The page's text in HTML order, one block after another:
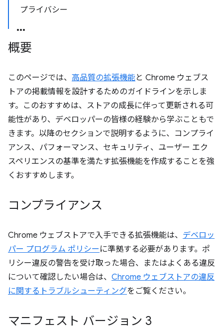
プライバシー
概要
このページでは、 高品質の拡張機能と Chrome ウェブス
トアの掲載情報を設計するためのガイドラインを示しま
す。このおすすめは、ストアの成長に伴って更新される可
能性があり、デベロッパーの皆様の経験から学ぶこともで
きます。以降のセクションで説明するように、コンプライ
アンス、パフォーマンス、セキュリティ、ユーザー エク
スペリエンスの基準を満たす拡張機能を作成することを強
くおすすめします。
コンプライアンス
Chrome ウェブストアで入手できる拡張機能は、 デベロッ
パー プログラム ポリシー に準拠する必要があります。ポ
リシー違反の警告を受け取った場合、またはよくある違反
について確認したい場合は、 Chrome ウェブストアの違反
に関するトラブルシューティングをご覧ください。
マニフェスト バージョン 3